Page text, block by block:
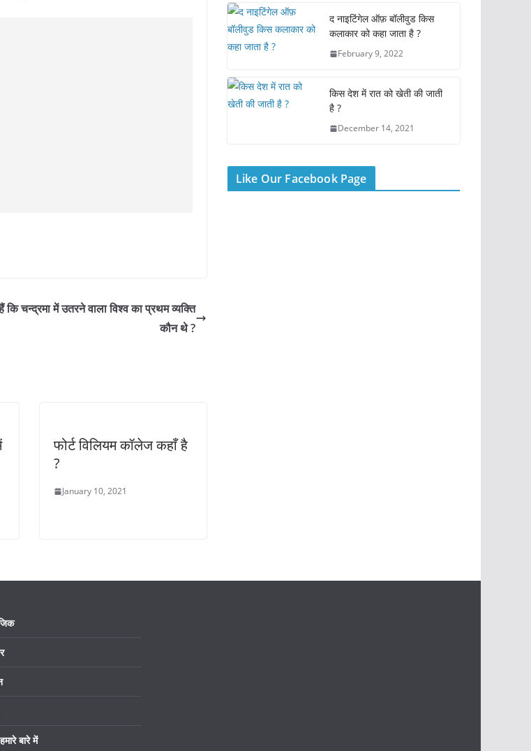
चन्द्रमा में उतरने वाला विश्व का प्रथम व्यक्ति
कौन थे ?
फोर्ट विलियम कॉलेज कहाँ है
?
January 10, 2021
o
k
p
द नाइटिंगेल ऑफ़ बॉलीवुड किस
कलाकार को कहा जाता है ?
February 9, 2022
किस देश में रात को खेती की जाती
है ?
December 14, 2021
Like Our Facebook Page
बारे में